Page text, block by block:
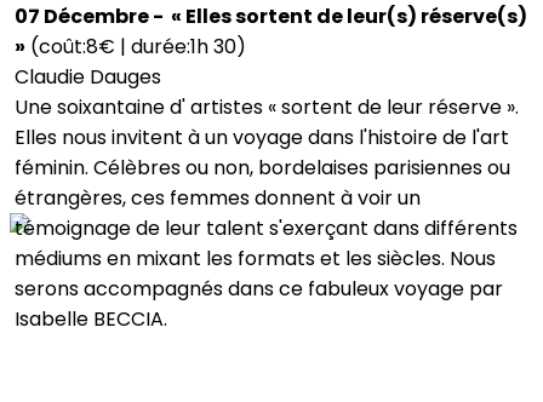
07 Décembre - « Elles sortent de leur(s) réserve(s)
» (coût:8€ | durée:1h 30)
Claudie Dauges
Une soixantaine d' artistes « sortent de leur réserve ».
Elles nous invitent à un voyage dans l'histoire de l'art
féminin. Célèbres ou non, bordelaises parisiennes ou
étrangères, ces femmes donnent à voir un
témoignage de leur talent s'exerçant dans différents
médiums en mixant les formats et les siècles. Nous
serons accompagnés dans ce fabuleux voyage par
Isabelle BECCIA.